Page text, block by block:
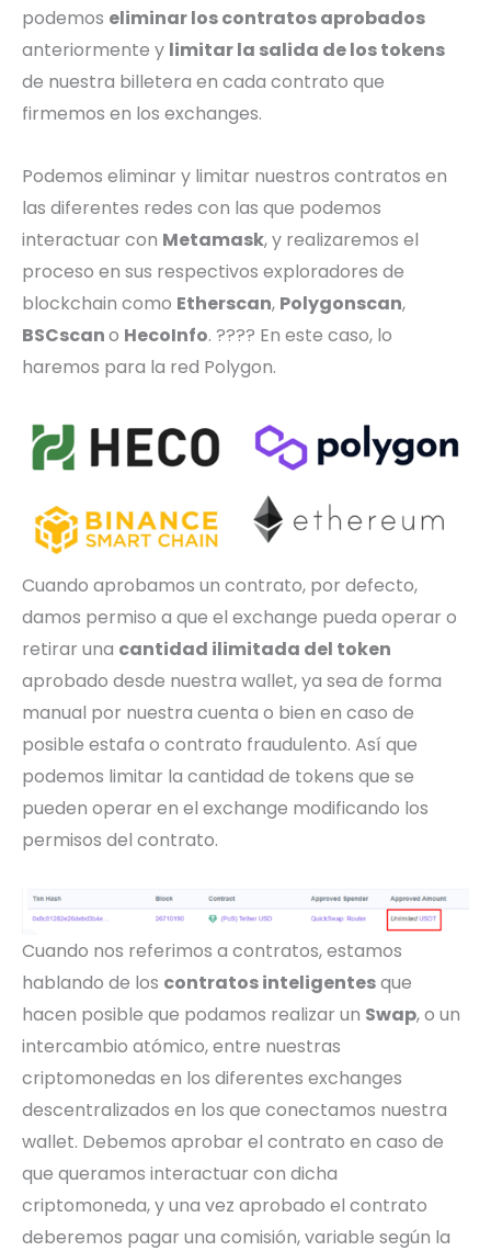
podemos eliminar los contratos aprobados
anteriormente y limitar la salida de los tokens
de nuestra billetera en cada contrato que
firmemos en los exchanges.
Podemos eliminar y limitar nuestros contratos en
las diferentes redes con las que podemos
interactuar con Metamask, y realizaremos el
proceso en sus respectivos exploradores de
blockchain como Etherscan, Polygonscan,
BSCscano HecoInfo. ???? En este caso, lo
haremos para la red Polygon.
Cuando aprobamos un contrato, por defecto,
damos permiso a que el exchange pueda operar o
retirar una cantidad ilimitada del token
aprobado desde nuestra wallet, ya sea de forma
manual por nuestra cuenta o bien en caso de
posible estafa o contrato fraudulento. Así que
podemos limitar la cantidad de tokens que se
pueden operar en el exchange modificando los
permisos del contrato.
Cuando nos referimos a contratos, estamos
hablando de los contratos inteligentesque
hacen posible que podamos realizar un Swap, o un
intercambio atómico, entre nuestras
criptomonedas en los diferentes exchanges
descentralizados en los que conectamos nuestra
wallet. Debemos aprobar el contrato en caso de
que queramos interactuar con dicha
criptomoneda, y una vez aprobado el contrato
deberemos pagar una comisión, variable según la